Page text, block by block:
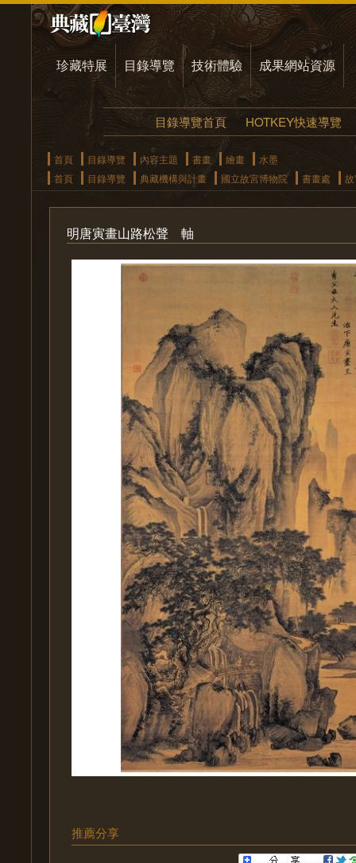
珍藏特展 目錄導覽 技術體驗 成果網站資源
目錄導覽首頁 HOTKEY快速導覽
首頁 目錄導覽 內容主題 書畫 繪畫
水墨
首頁
目錄導覽 典藏機構與計畫 國立故宮博物院 書畫處
明唐寅畫山路松聲 軸
推薦分享